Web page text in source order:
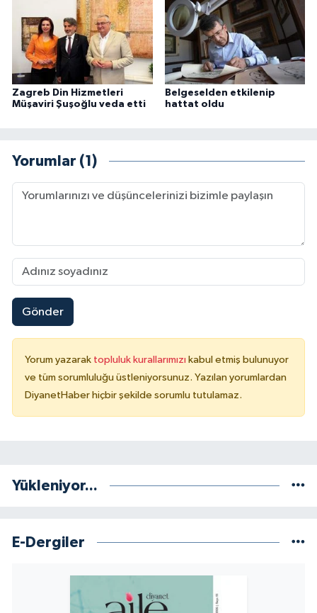
Zagreb Din Hizmetleri
Müşaviri Şuşoğlu veda etti
Belgeselden etkilenip
hattat oldu
Yorumlar (1)
Gönder
Yorum yazarak topluluk kurallarımızı kabul etmiş bulunuyor
ve tüm sorumluluğu üstleniyorsunuz. Yazılan yorumlardan
DiyanetHaber hiçbir şekilde sorumlu tutulamaz.
Yükleniyor...
E-Dergiler
Konya Müftülüğü
Kütahya Müftülüğü
Malatya Müftülüğü
Mardin Müftülüğü
Muğla Müftülüğü
Muş Müftülüğü
Nevşehir Müftülüğü
Niğde Müftülüğü
Ordu Müftülüğü
Samsun Müftülüğü
Sinop Müftülüğü